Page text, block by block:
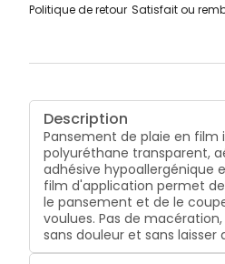
Politique de retour Satisfait ou
Description
Pansement de plaie en film
polyuréthane transparent,
adhésive hypoallergénique
film d'application permet
le pansement et de le
voulues. Pas de
sans douleur et sans laisser